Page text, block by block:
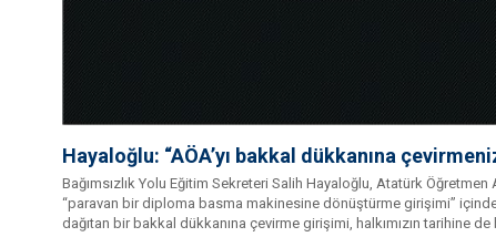
Hayaloğlu: “AÖA’yı bakkal dükkanına
Bağımsızlık Yolu Eğitim Sekreteri Salih Hayaloğlu, Atatürk
“paravan bir diploma basma makinesine dönüştürme girişimi” içinde
dağıtan bir bakkal dükkanına çevirme girişimi, halkımızın tarihine